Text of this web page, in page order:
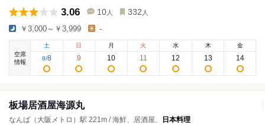
3.06 10 人 332 人
￥3,000～￥3,999 -
空席
情報
土
8/8
日
9
月
10
火
11
水
12
木
13
金
14
板場居酒屋海源丸
なんば（大阪メトロ）駅 221m / 海鮮、居酒屋、 日本料理